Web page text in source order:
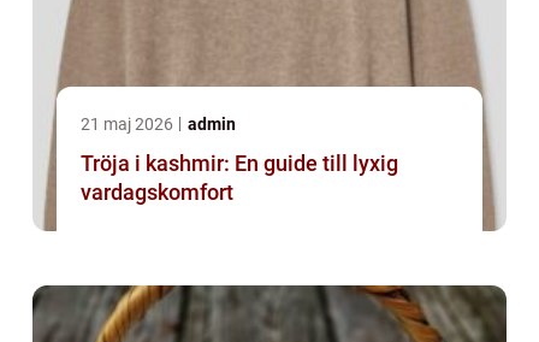
21 maj 2026 admin
Tröja i kashmir: En guide till lyxig
vardagskomfort